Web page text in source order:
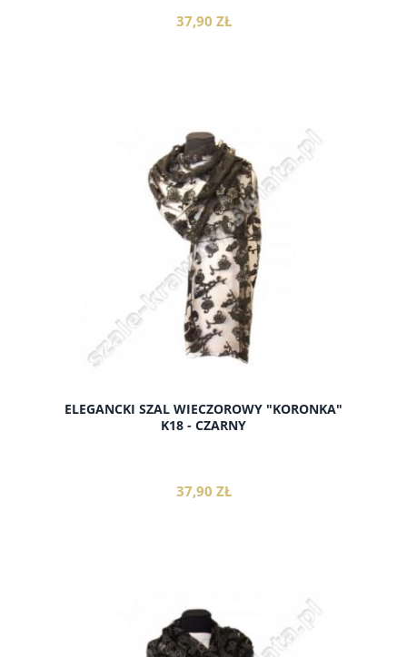
37,90 ZŁ
do koszyka
ELEGANCKI SZAL WIECZOROWY "KORONKA"
K18 - CZARNY
37,90 ZŁ
do koszyka